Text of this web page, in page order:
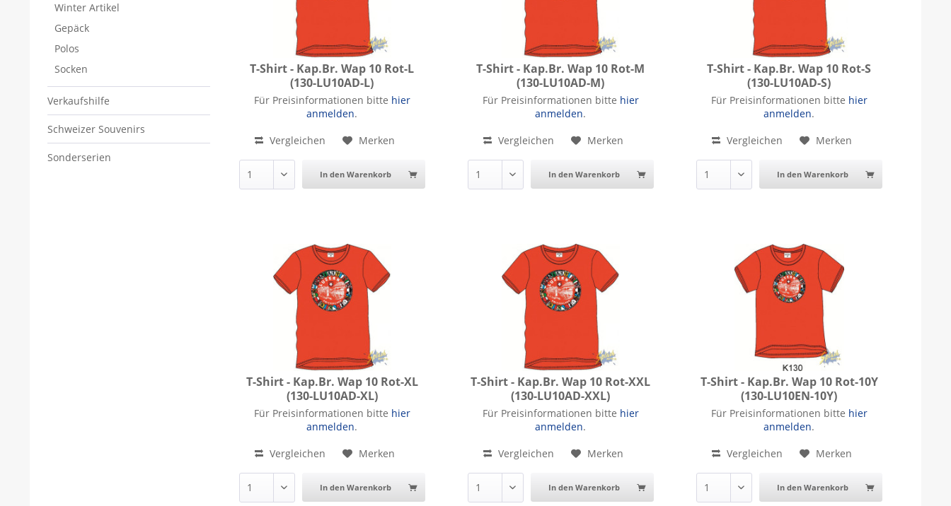
Winter Artikel
Gepäck
Polos
Socken
Verkaufshilfe
Schweizer Souvenirs
Sonderserien
T-Shirt - Kap.Br. Wap 10 Rot-L
(130-LU10AD-L)
T-Shirt - Kap.Br. Wap 10 Rot-L
Für Preisinformationen bitte hier
anmelden.
Vergleichen
Merken
In den Warenkorb
T-Shirt - Kap.Br. Wap 10 Rot-M
(130-LU10AD-M)
T-Shirt - Kap.Br. Wap 10 Rot-M
Für Preisinformationen bitte hier
anmelden.
Vergleichen
Merken
In den Warenkorb
T-Shirt - Kap.Br. Wap 10 Rot-S
(130-LU10AD-S)
T-Shirt - Kap.Br. Wap 10 Rot-S
Für Preisinformationen bitte hier
anmelden.
Vergleichen
Merken
In den Warenkorb
T-Shirt - Kap.Br. Wap 10 Rot-XL
(130-LU10AD-XL)
T-Shirt - Kap.Br. Wap 10 Rot-XL
Für Preisinformationen bitte hier
anmelden.
Vergleichen
Merken
In den Warenkorb
T-Shirt - Kap.Br. Wap 10 Rot-XXL
(130-LU10AD-XXL)
T-Shirt - Kap.Br. Wap 10 Rot-XXL
Für Preisinformationen bitte hier
anmelden.
Vergleichen
Merken
In den Warenkorb
T-Shirt - Kap.Br. Wap 10 Rot-10Y
(130-LU10EN-10Y)
T-Shirt - Kap.Br. Wap 10 Rot-10Y
Für Preisinformationen bitte hier
anmelden.
Vergleichen
Merken
In den Warenkorb